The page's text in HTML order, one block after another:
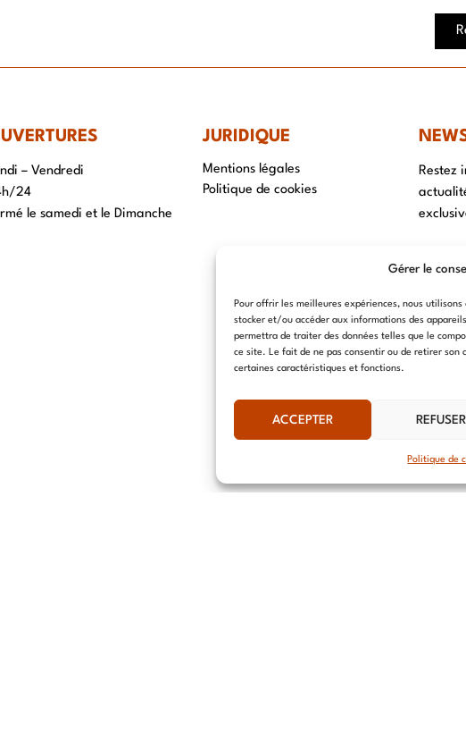
Gérer le
Pour offrir les meilleures expériences, nous
stocker et/ou accéder aux informations des
permettra de traiter des données telles que le
ce site. Le fait de ne pas consentir ou de retirer
certaines caractéristiques et fonctions.
ACCEPTER REFUSER
Politique de
– Vendredi
24
le samedi et le Dimanche
JURIDIQUE
Mentions légales
Politique de cookies
Restez